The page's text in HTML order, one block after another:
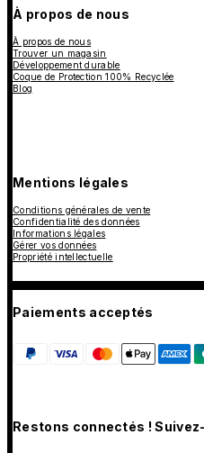
À propos de nous
À propos de nous
Trouver un magasin
Développement durable
Coque de Protection 100% Recyclée
Blog
Mentions légales
Conditions générales de vente
Confidentialité des données
Informations légales
Gérer vos données
Propriété intellectuelle
Paiements acceptés
Restons connectés !